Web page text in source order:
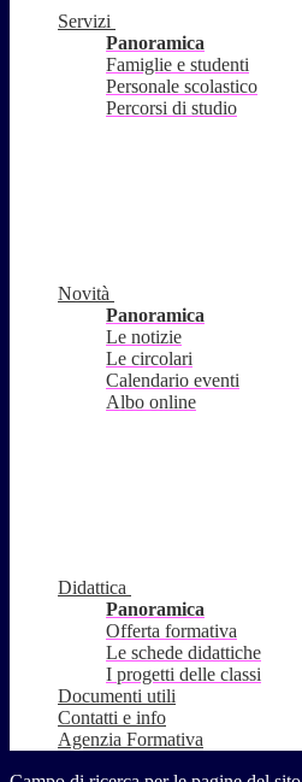
Servizi
Panoramica
Famiglie e studenti
Personale scolastico
Percorsi di studio
Novità
Panoramica
Le notizie
Le circolari
Calendario eventi
Albo online
Didattica
Panoramica
Offerta formativa
Le schede didattiche
I progetti delle classi
Documenti utili
Contatti e info
Agenzia Formativa